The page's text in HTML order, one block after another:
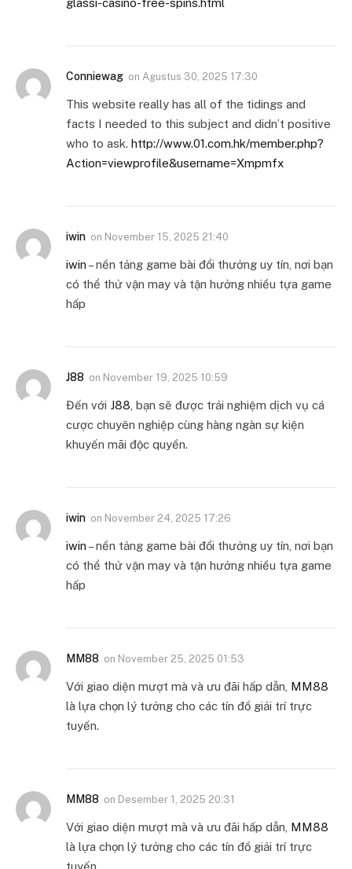
glassi-casino-free-spins.html
Conniewag on Agustus 30, 2025 17:30
This website really has all of the tidings and
facts I needed to this subject and didn’t positive
who to ask. http://www.01.com.hk/member.php?
Action=viewprofile&username=Xmpmfx
iwin on November 15, 2025 21:40
iwin – nền tảng game bài đổi thưởng uy tín, nơi bạn
có thể thử vận may và tận hưởng nhiều tựa game
hấp
J88 on November 19, 2025 10:59
Đến với J88 , bạn sẽ được trải nghiệm dịch vụ cá
cược chuyên nghiệp cùng hàng ngàn sự kiện
khuyến mãi độc quyền.
iwin on November 24, 2025 17:26
iwin – nền tảng game bài đổi thưởng uy tín, nơi bạn
có thể thử vận may và tận hưởng nhiều tựa game
hấp
MM88 on November 25, 2025 01:53
Với giao diện mượt mà và ưu đãi hấp dẫn, MM88
là lựa chọn lý tưởng cho các tín đồ giải trí trực
tuyến.
MM88 on Desember 1, 2025 20:31
Với giao diện mượt mà và ưu đãi hấp dẫn, MM88
là lựa chọn lý tưởng cho các tín đồ giải trí trực